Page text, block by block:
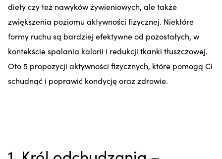
diety czy też nawyków żywieniowych, ale także
zwiększenia poziomu aktywności fizycznej. Niektóre
formy ruchu są bardziej efektywne od pozostałych, w
kontekście spalania kalorii i redukcji tkanki tłuszczowej.
Oto 5 propozycji aktywności fizycznych, które pomogą Ci
schudnąć i poprawić kondycję oraz zdrowie.